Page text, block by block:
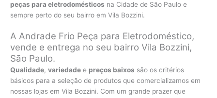
peças para eletrodomésticos na Cidade de São Paulo e
sempre perto do seu bairro em Vila Bozzini.
A Andrade Frio Peça para Eletrodoméstico,
vende e entrega no seu bairro Vila Bozzini,
São Paulo.
Qualidade,variedade e preços baixos são os critérios
básicos para a seleção de produtos que comercializamos em
nossas lojas em Vila Bozzini. Com um grande prazer que